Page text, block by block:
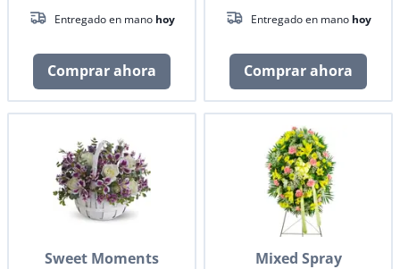
Entregado en mano hoy
Comprar ahora
Entregado en mano hoy
Comprar ahora
Sweet Moments
Mixed Spray